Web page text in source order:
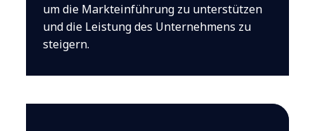
um die Markteinführung zu unterstützen
und die Leistung des Unternehmens zu
steigern.